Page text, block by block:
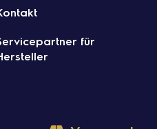
für